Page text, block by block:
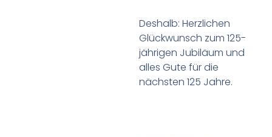
Deshalb: Herzlichen
Glückwunsch zum 125-
jährigen Jubiläum und
alles Gute für die
nächsten 125 Jahre.